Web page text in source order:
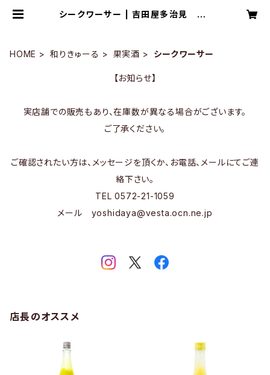
シークワーサー | 吉田屋多治見 On
HOME 和りきゅーる 果実酒 シークワーサー
【お知らせ】
実店舗での販売もあり、在庫数が異なる場合がございます。
ご了承ください。
ご確認されたい方は、メッセージを頂くか、お電話、メールにてご連
絡下さい。
TEL 0572-21-1059
メール yoshidaya@vesta.ocn.ne.jp
店長のオススメ